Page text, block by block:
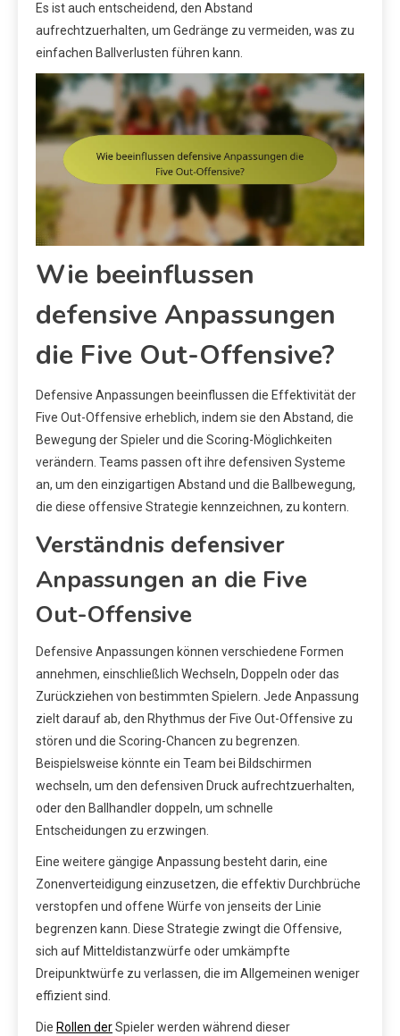
Es ist auch entscheidend, den Abstand
aufrechtzuerhalten, um Gedränge zu vermeiden, was zu
einfachen Ballverlusten führen kann.
Wie beeinflussen
defensive Anpassungen
die Five Out-Offensive?
Defensive Anpassungen beeinflussen die Effektivität der
Five Out-Offensive erheblich, indem sie den Abstand, die
Bewegung der Spieler und die Scoring-Möglichkeiten
verändern. Teams passen oft ihre defensiven Systeme
an, um den einzigartigen Abstand und die Ballbewegung,
die diese offensive Strategie kennzeichnen, zu kontern.
Verständnis defensiver
Anpassungen an die Five
Out-Offensive
Defensive Anpassungen können verschiedene Formen
annehmen, einschließlich Wechseln, Doppeln oder das
Zurückziehen von bestimmten Spielern. Jede Anpassung
zielt darauf ab, den Rhythmus der Five Out-Offensive zu
stören und die Scoring-Chancen zu begrenzen.
Beispielsweise könnte ein Team bei Bildschirmen
wechseln, um den defensiven Druck aufrechtzuerhalten,
oder den Ballhandler doppeln, um schnelle
Entscheidungen zu erzwingen.
Eine weitere gängige Anpassung besteht darin, eine
Zonenverteidigung einzusetzen, die effektiv Durchbrüche
verstopfen und offene Würfe von jenseits der Linie
begrenzen kann. Diese Strategie zwingt die Offensive,
sich auf Mitteldistanzwürfe oder umkämpfte
Dreipunktwürfe zu verlassen, die im Allgemeinen weniger
effizient sind.
Die Rollen derSpieler werden während dieser